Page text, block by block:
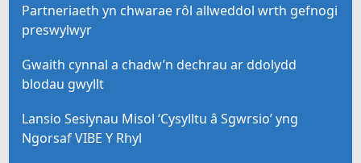
Partneriaeth yn chwarae rôl allweddol wrth gefnogi
preswylwyr
Gwaith cynnal a chadw’n dechrau ar ddolydd
blodau gwyllt
Lansio Sesiynau Misol ‘Cysylltu â Sgwrsio’ yng
Ngorsaf VIBE Y Rhyl